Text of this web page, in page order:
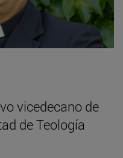
vicedecano de
de Teología